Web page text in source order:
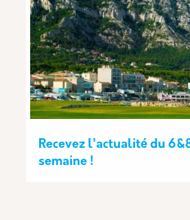
Recevez l'actualité du
semaine !